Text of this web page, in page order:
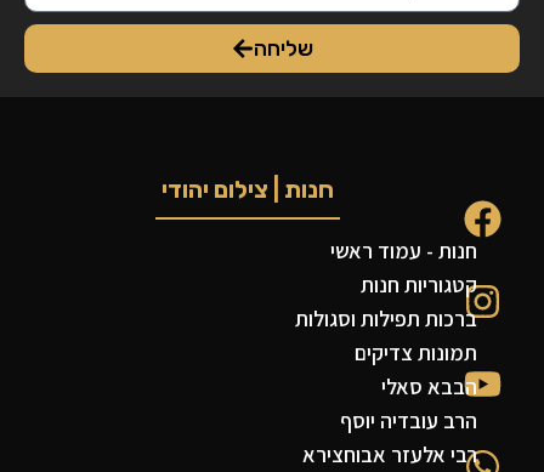
שליחה
חנות | צילום יהודי
חנות - עמוד ראשי
קטגוריות חנות
ברכות תפילות וסגולות
תמונות צדיקים
הבבא סאלי
הרב עובדיה יוסף
רבי אלעזר אבוחצירא